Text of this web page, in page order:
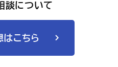
談について
はこちら